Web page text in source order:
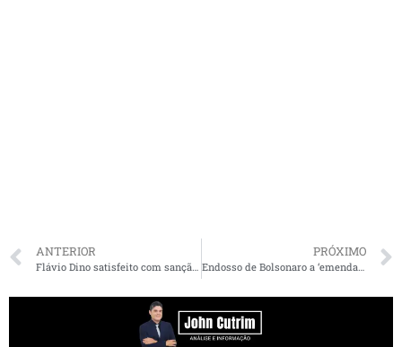
ANTERIOR PRÓXIMO
Endosso de Bolsonaro a ‘emenda anti-Moro’ deve abrir crise